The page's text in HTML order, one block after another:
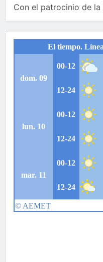
Con el patrocinio de la